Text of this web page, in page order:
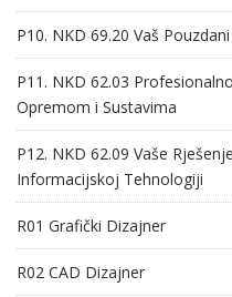
P10. NKD 69.20 Vaš
P11. NKD 62.03
Opremom i Sustavima
P12. NKD 62.09 Vaše
Informacijskoj Tehnologiji
R01 Grafički Dizajner
R02 CAD Dizajner